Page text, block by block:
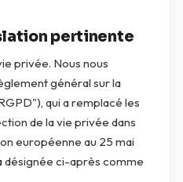
pertinente
privée. Nous nous
général sur la
qui a remplacé les
de la vie privée dans
européenne au 25 mai
désignée ci-après comme